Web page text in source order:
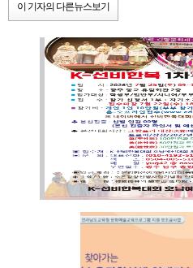
이 기자의 다른뉴스보기